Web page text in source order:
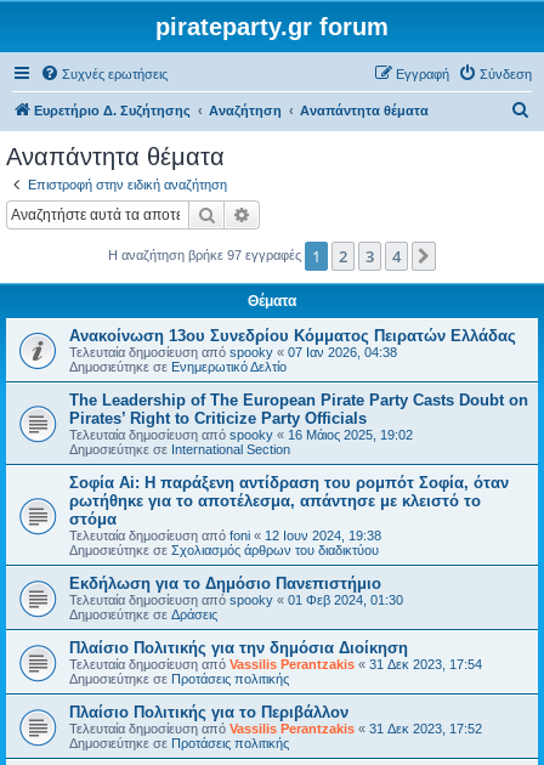
pirateparty.gr forum
Συχνές ερωτήσεις Σύνδεση
Εγγραφή
Ευρετήριο Δ. Συζήτησης Αναζήτηση Αναπάντητα θέματα
η
Αναπάντητα θέματα
Επιστροφή στην ειδική αναζήτηση
Αναζήτηση
Η αναζήτηση βρήκε 97 εγγραφές 1 2 3 4
Θέματα
Ανακοίνωση 13ου Συνεδρίου Κόμματος Πειρατών Ελλάδας
Τελευταία δημοσίευση από spooky « 07 Ιαν 2026, 04:38
Δημοσιεύτηκε σε Ενημερωτικό Δελτίο
The Leadership of The European Pirate Party Casts Doubt on
Pirates’ Right to Criticize Party Officials
Τελευταία δημοσίευση από spooky « 16 Μάιος 2025, 19:02
Δημοσιεύτηκε σε International Section
Σοφία Ai: Η παράξενη αντίδραση του ρομπότ Σοφία, όταν
ρωτήθηκε για το αποτέλεσμα, απάντησε με κλειστό το
στόμα
Τελευταία δημοσίευση από foni « 12 Ιουν 2024, 19:38
Δημοσιεύτηκε σε Σχολιασμός άρθρων του διαδικτύου
Εκδήλωση για το Δημόσιο Πανεπιστήμιο
Τελευταία δημοσίευση από spooky « 01 Φεβ 2024, 01:30
Δημοσιεύτηκε σε Δράσεις
Πλαίσιο Πολιτικής για την δημόσια Διοίκηση
Τελευταία δημοσίευση από Vassilis Perantzakis « 31 Δεκ 2023, 17:54
Δημοσιεύτηκε σε Προτάσεις πολιτικής
Πλαίσιο Πολιτικής για το Περιβάλλον
Τελευταία δημοσίευση από Vassilis Perantzakis « 31 Δεκ 2023, 17:52
Δημοσιεύτηκε σε Προτάσεις πολιτικής